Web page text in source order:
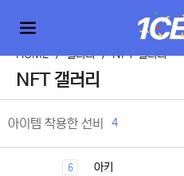
HOME > 갤러리 > NFT 갤러리
NFT 갤러리
아이템 착용한 선비 4
6 아키